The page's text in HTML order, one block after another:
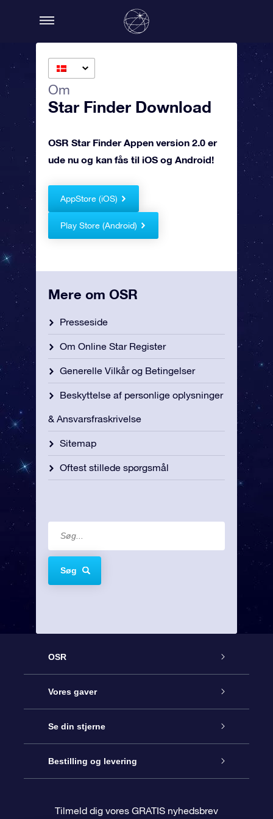
Om
Star Finder Download
OSR Star Finder Appen version 2.0 er
ude nu og kan fås til iOS og Android!
AppStore (iOS)
Play Store (Android)
Mere om OSR
Presseside
Om Online Star Register
Generelle Vilkår og Betingelser
Beskyttelse af personlige oplysninger
& Ansvarsfraskrivelse
Sitemap
Oftest stillede spørgsmål
Søg
OSR
Kundeservice
Kontakt os
Bloggen
Vores gaver
Online Stjernegave
OSR Gavepakke
Se din stjerne
Star Register
Bestilling og levering
Tilmeld dig vores GRATIS nyhedsbrev